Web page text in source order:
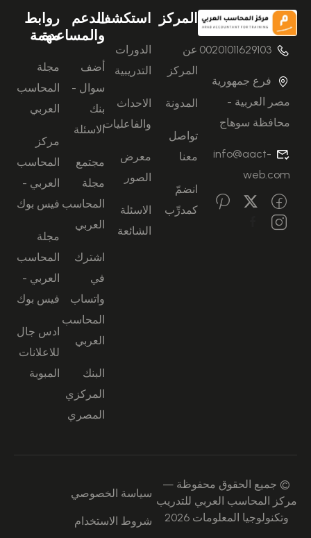
00201011629103
فرع جمهورية
مصر العربية -
محافظة سوهاج
info@aact-
web.com
المركز
عن
المركز
المدونة
تواصل
معنا
انضمّ
كمدرِّب
استكشف
الدورات
التدريبية
الاحداث
والفاعليات
معرض
الصور
الاسئلة
الشائعة
الدعم
والمساعدة
أضف
سوال -
بنك
الاسئلة
مجتمع
مجلة
المحاسب
العربي
اشترك
في
واتساب
المحاسب
العربي
البنك
المركزي
المصري
روابط
مهمة
مجلة
المحاسب
العربي
مركز
المحاسب
العربي -
فيس بوك
مجلة
المحاسب
العربي -
فيس بوك
ادس جال
للاعلانات
المبوبة
© جميع الحقوق محفوظة —
مركز المحاسب العربي للتدريب
وتكنولوجيا المعلومات 2026
سياسة الخصوصي
شروط الاستخدام